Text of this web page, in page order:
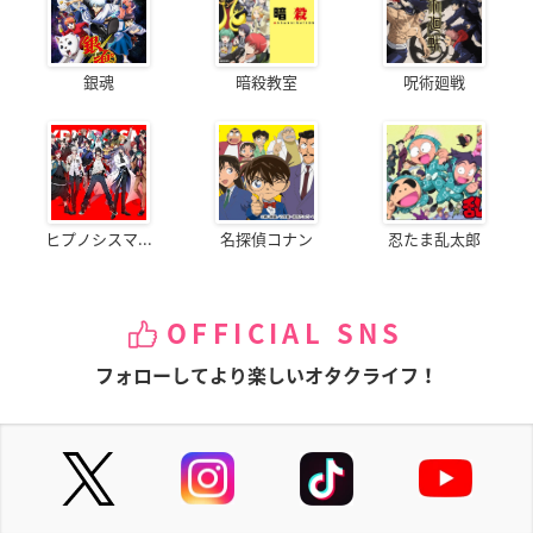
銀魂 暗殺教室 呪術廻戦
ヒプノシスマ... 名探偵コナン 忍たま乱太郎
OFFICIAL SNS
フォローしてより楽しいオタクライフ！